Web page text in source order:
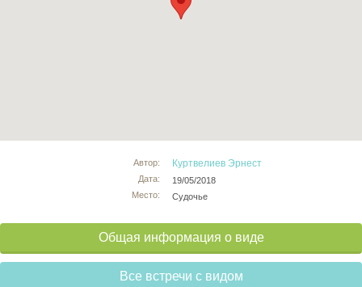
Автор:
Дата:
Место:
Куртвелиев Эрнест
19/05/2018
Судочье
Общая информация о виде
Все встречи с видом